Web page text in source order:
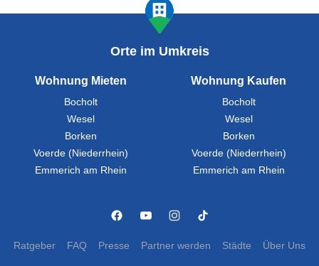
Orte im Umkreis
Wohnung Mieten
Bocholt
Wesel
Borken
Voerde (Niederrhein)
Emmerich am Rhein
Wohnung Kaufen
Bocholt
Wesel
Borken
Voerde (Niederrhein)
Emmerich am Rhein
Ratgeber FAQ Presse Partner werden Städte Über Uns